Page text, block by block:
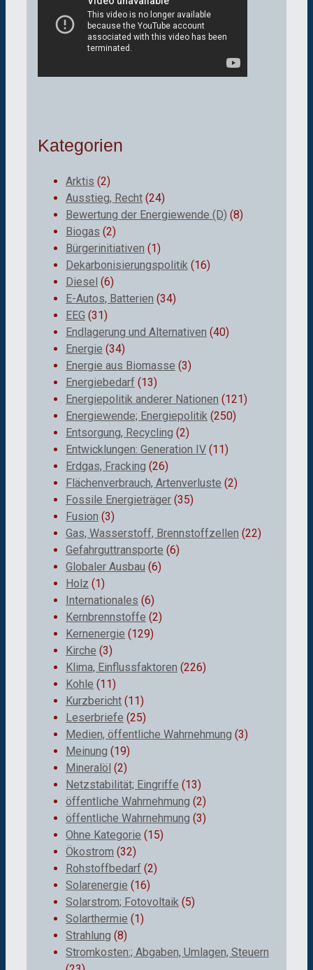
Kategorien
Arktis (2)
Ausstieg, Recht (24)
Bewertung der Energiewende (D) (8)
Biogas (2)
Bürgerinitiativen (1)
Dekarbonisierungspolitik (16)
Diesel (6)
E-Autos, Batterien (34)
EEG (31)
Endlagerung und Alternativen (40)
Energie (34)
Energie aus Biomasse (3)
Energiebedarf (13)
Energiepolitik anderer Nationen (121)
Energiewende; Energiepolitik (250)
Entsorgung, Recycling (2)
Entwicklungen: Generation IV (11)
Erdgas, Fracking (26)
Flächenverbrauch, Artenverluste (2)
Fossile Energieträger (35)
Fusion (3)
Gas, Wasserstoff, Brennstoffzellen (22)
Gefahrguttransporte (6)
Globaler Ausbau (6)
Holz (1)
Internationales (6)
Kernbrennstoffe (2)
Kernenergie (129)
Kirche (3)
Klima, Einflussfaktoren (226)
Kohle (11)
Kurzbericht (11)
Leserbriefe (25)
Medien, öffentliche Wahrnehmung (3)
Meinung (19)
Mineralöl (2)
Netzstabilität; Eingriffe (13)
öffentliche Wahrnehmung (2)
öffentliche Wahrnehmung (3)
Ohne Kategorie (15)
Ökostrom (32)
Rohstoffbedarf (2)
Solarenergie (16)
Solarstrom; Fotovoltaik (5)
Solarthermie (1)
Strahlung (8)
Stromkosten:; Abgaben, Umlagen, Steuern